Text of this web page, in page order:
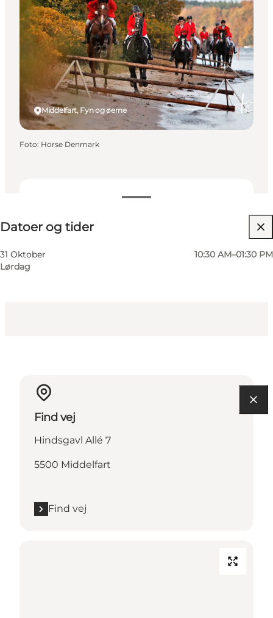
Datoer og tider
31 Oktober
Lørdag
10:30 AM–01:30 PM
Gratis
Besøg hjemmeside
Middelfart, Fyn og øerne
Foto: Horse Denmark
Find vej
Hindsgavl Allé 7
5500 Middelfart
Find vej